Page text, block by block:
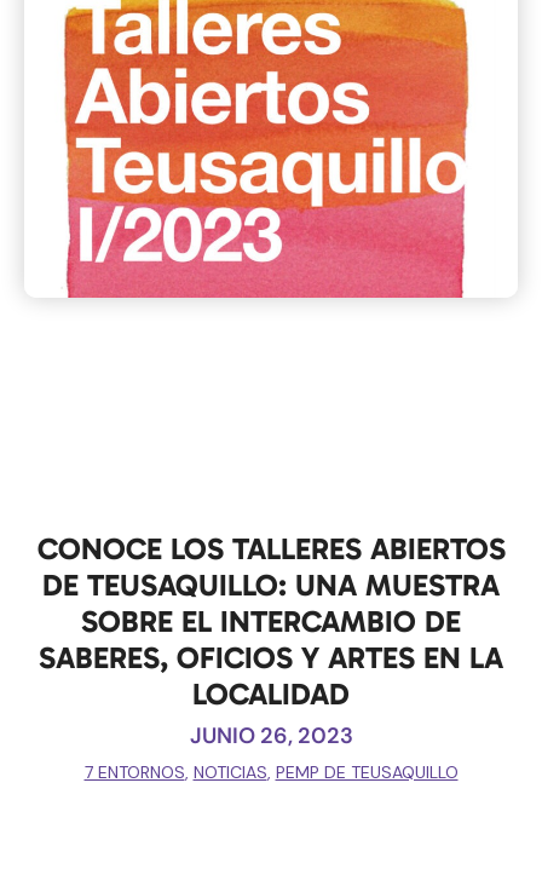
CONOCE LOS TALLERES ABIERTOS
DE TEUSAQUILLO: UNA MUESTRA
SOBRE EL INTERCAMBIO DE
SABERES, OFICIOS Y ARTES EN LA
LOCALIDAD
JUNIO 26, 2023
7 ENTORNOS, NOTICIAS, PEMP DE TEUSAQUILLO